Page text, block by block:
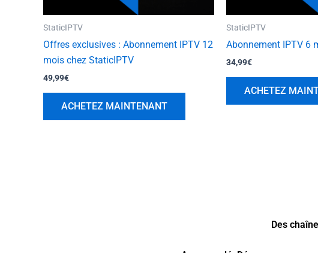
StaticIPTV
Offres exclusives : Abonnement IPTV 12
mois chez StaticIPTV
49,99€
ACHETEZ MAINTENANT
StaticIPTV
Abonnement IPTV 6
34,99€
ACHETEZ
Des